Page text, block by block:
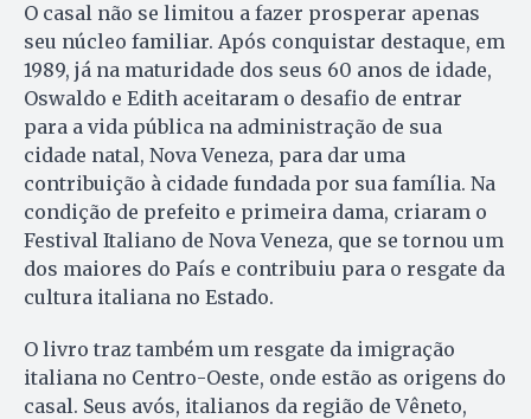
O casal não se limitou a fazer prosperar apenas
seu núcleo familiar. Após conquistar destaque, em
1989, já na maturidade dos seus 60 anos de idade,
Oswaldo e Edith aceitaram o desafio de entrar
para a vida pública na administração de sua
cidade natal, Nova Veneza, para dar uma
contribuição à cidade fundada por sua família. Na
condição de prefeito e primeira dama, criaram o
Festival Italiano de Nova Veneza, que se tornou um
dos maiores do País e contribuiu para o resgate da
cultura italiana no Estado.
O livro traz também um resgate da imigração
italiana no Centro-Oeste, onde estão as origens do
casal. Seus avós, italianos da região de Vêneto,